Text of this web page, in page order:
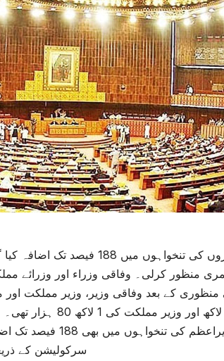
وفاقی وزیروں اور وزرائے مملکت اور مشیروں
منظور کرلی۔ وفاقی وزراء اور وزرائے
فیصد جبکہ وزیر مملکت اور
سرکولیشن کے